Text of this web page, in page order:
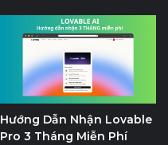
Hướng Dẫn Nhận Lovable
Pro 3 Tháng Miễn Phí